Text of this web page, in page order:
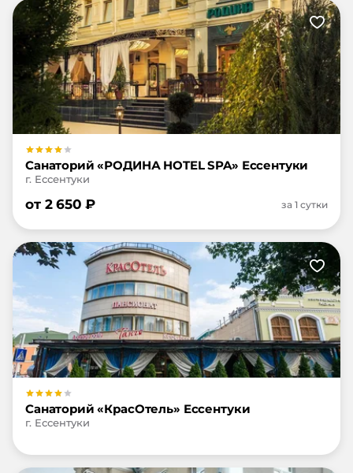
Санаторий «РОДИНА HOTEL SPA» Ессентуки
г. Ессентуки
от 2 650 ₽ за 1 сутки
Санаторий «КрасОтель» Ессентуки
г. Ессентуки